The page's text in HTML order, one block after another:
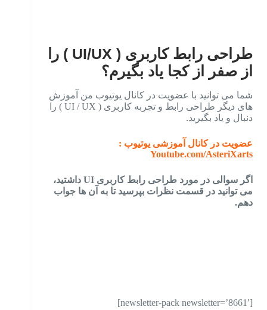
طراحی رابط کاربری ( UI/UX ) را
از صفر از کجا یاد بگیرم؟
شما می توانید با عضویت در کانال یوتیوب من آموزش
های دیگر طراحی رابط و تجربه کاربری ( UI / UX ) را
دنبال و یاد بگیرید.
عضویت در کانال آموزشی یوتیوب :
Youtube.com/AsteriXarts
اگر سوالی در مورد طراحی رابط کاربری UI داشتید،
می توانید در قسمت نظرات بپرسید تا به آن ها جواب
دهم.
[newsletter-pack newsletter=’8661′]